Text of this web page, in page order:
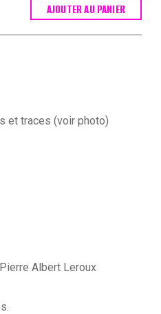
AJOUTER AU PANIER
et traces (voir photo)
Albert Leroux